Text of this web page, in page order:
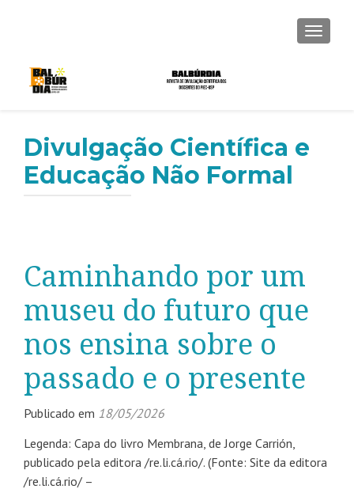
Divulgação Científica e
Educação Não Formal
Caminhando por um
museu do futuro que
nos ensina sobre o
passado e o presente
Publicado em 18/05/2026
Legenda: Capa do livro Membrana, de Jorge Carrión,
publicado pela editora /re.li.cá.rio/. (Fonte: Site da editora
/re.li.cá.rio/ –